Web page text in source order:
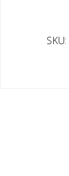
SKU: